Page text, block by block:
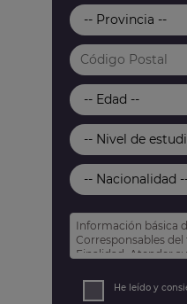
Información básica
Corresponsables
Finalidad: Atender
Derechos: Puede
datos, así como
He leído y